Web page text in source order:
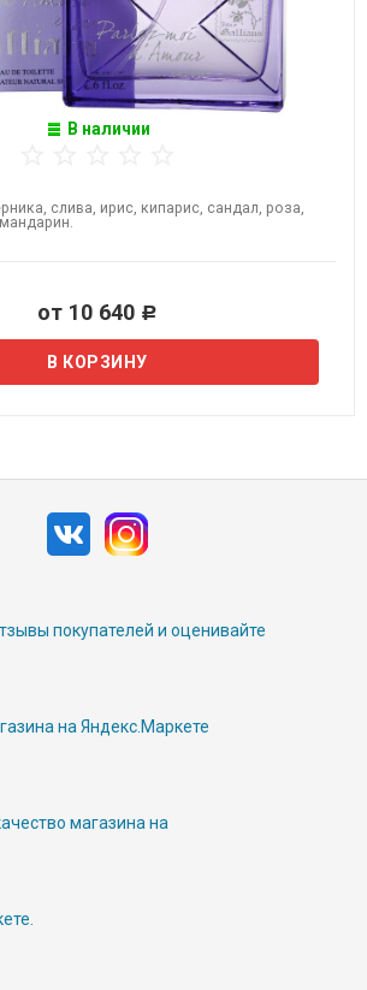
В наличии
слива, ирис, кипарис, сандал, роза,
от 10 640 Р